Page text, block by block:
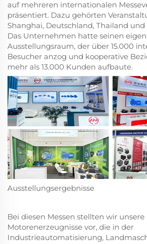
auf mehreren internationalen
präsentiert. Dazu gehörten
Shanghai, Deutschland, Thailand
Das Unternehmen hatte seinen
Ausstellungsraum, der über 15.000
Besucher anzog und kooperative
mehr als 13.000 Kunden aufbaute.
Ausstellungsergebnisse
Bei diesen Messen stellten wir unsere
Motorenerzeugnisse vor, die in der
Industrieautomatisierung,